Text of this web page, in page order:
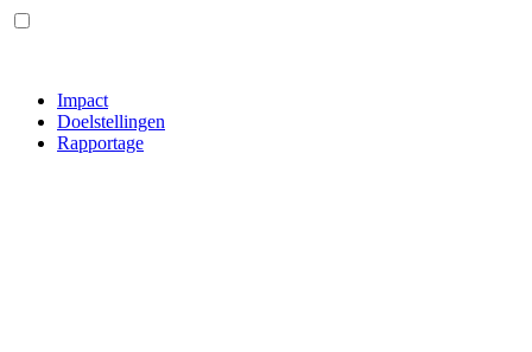
Impact
Doelstellingen
Rapportage